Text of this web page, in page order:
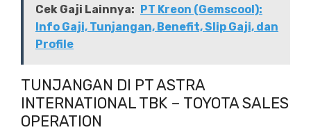
Cek Gaji Lainnya: PT Kreon (Gemscool):
Info Gaji, Tunjangan, Benefit, Slip Gaji, dan
Profile
TUNJANGAN DI PT ASTRA
INTERNATIONAL TBK – TOYOTA SALES
OPERATION